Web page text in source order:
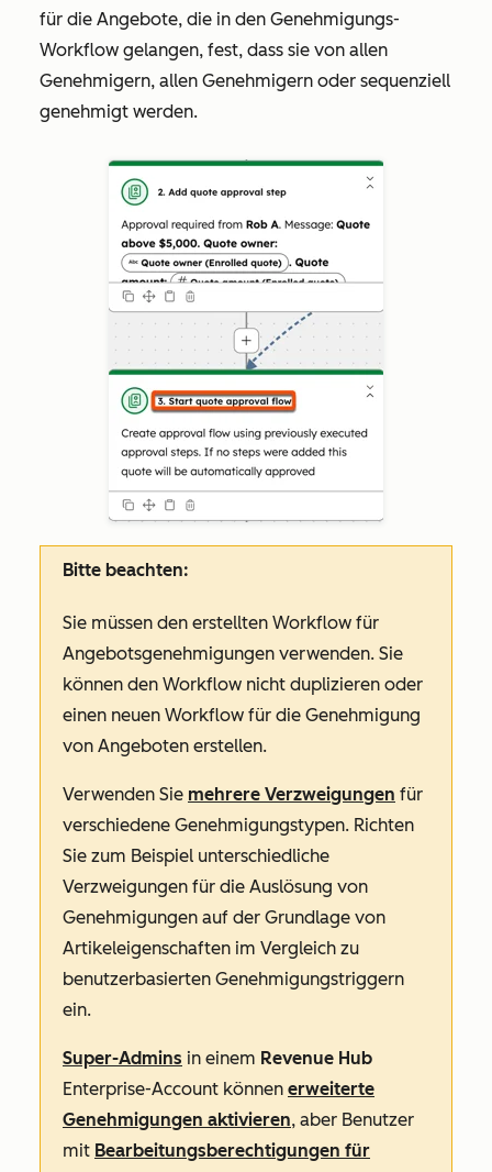
für die Angebote, die in den Genehmigungs-
Workflow gelangen, fest, dass sie von allen
Genehmigern, allen Genehmigern oder sequenziell
genehmigt werden.
Bitte beachten:
Sie müssen den erstellten Workflow für
Angebotsgenehmigungen verwenden. Sie
können den Workflow nicht duplizieren oder
einen neuen Workflow für die Genehmigung
von Angeboten erstellen.
Verwenden Sie mehrere Verzweigungen für
verschiedene Genehmigungstypen. Richten
Sie zum Beispiel unterschiedliche
Verzweigungen für die Auslösung von
Genehmigungen auf der Grundlage von
Artikeleigenschaften im Vergleich zu
benutzerbasierten Genehmigungstriggern
ein.
Super-Admins in einem Revenue Hub
Enterprise-Account können erweiterte
Genehmigungen aktivieren, aber Benutzer
mit Bearbeitungsberechtigungen für